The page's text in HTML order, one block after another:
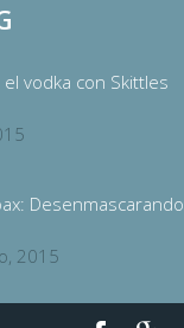
vodka con Skittles
2015